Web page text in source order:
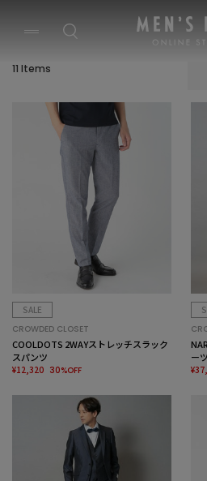
11 Items
SALE
CROWDED CLOSET
COOLDOTS 2WAYストレッチスラック
スパンツ
¥12,320 30%OFF
ー